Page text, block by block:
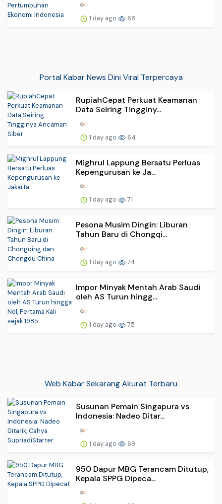
1 day ago 68
Portal Kabar News Dini Viral Terpercaya
RupiahCepat Perkuat Keamanan
Data Seiring Tingginy...
1 day ago 64
Mighrul Lappung Bersatu Perluas
Kepengurusan ke Ja...
1 day ago 71
Pesona Musim Dingin: Liburan
Tahun Baru di Chongqi...
1 day ago 74
Impor Minyak Mentah Arab Saudi
oleh AS Turun hingg...
1 day ago 75
Web Kabar Sekarang Akurat Terbaru
Susunan Pemain Singapura vs
Indonesia: Nadeo Ditar...
1 day ago 69
950 Dapur MBG Terancam Ditutup,
Kepala SPPG Dipeca...